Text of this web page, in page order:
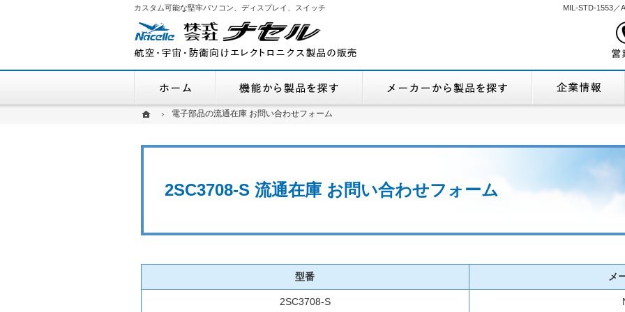
ホーム電子部品の流通在庫 お問い合わせフォーム
2SC3708-S 流通在庫 お問い合わせフォーム
MIL-STD-1553／
カスタム可能な堅牢パソコン、ディスプレイ、スイッチ
型番 メ
2SC3708-S
ホーム電子部品の流通在庫 お問い合わせフォーム